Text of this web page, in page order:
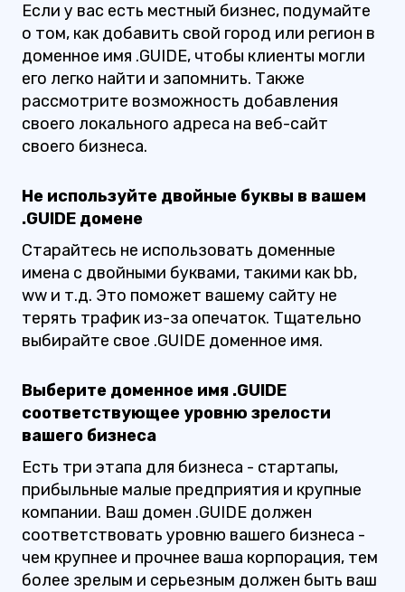
Если у вас есть местный бизнес, подумайте
о том, как добавить свой город или регион в
доменное имя .GUIDE, чтобы клиенты могли
его легко найти и запомнить. Также
рассмотрите возможность добавления
своего локального адреса на веб-сайт
своего бизнеса.
Не используйте двойные буквы в вашем
.GUIDE домене
Старайтесь не использовать доменные
имена с двойными буквами, такими как bb,
ww и т.д. Это поможет вашему сайту не
терять трафик из-за опечаток. Тщательно
выбирайте свое .GUIDE доменное имя.
Выберите доменное имя .GUIDE
соответствующее уровню зрелости
вашего бизнеса
Есть три этапа для бизнеса - стартапы,
прибыльные малые предприятия и крупные
компании. Ваш домен .GUIDE должен
соответствовать уровню вашего бизнеса -
чем крупнее и прочнее ваша корпорация, тем
более зрелым и серьезным должен быть ваш